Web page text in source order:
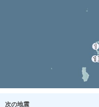
次の地震